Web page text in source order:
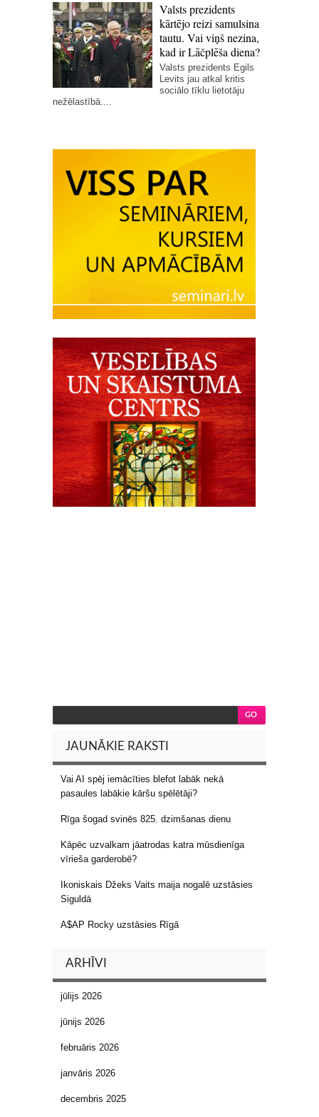
Valsts prezidents
kārtējo reizi samulsina
tautu. Vai viņš nezina,
kad ir Lāčplēša diena?
Valsts prezidents Egils
Levits jau atkal kritis
sociālo tīklu lietotāju
nežēlastībā....
JAUNĀKIE RAKSTI
Vai AI spēj iemācīties blefot labāk nekā
pasaules labākie kāršu spēlētāji?
Rīga šogad svinēs 825. dzimšanas dienu
Kāpēc uzvalkam jāatrodas katra mūsdienīga
vīrieša garderobē?
Ikoniskais Džeks Vaits maija nogalē uzstāsies
Siguldā
A$AP Rocky uzstāsies Rīgā
ARHĪVI
jūlijs 2026
jūnijs 2026
februāris 2026
janvāris 2026
decembris 2025